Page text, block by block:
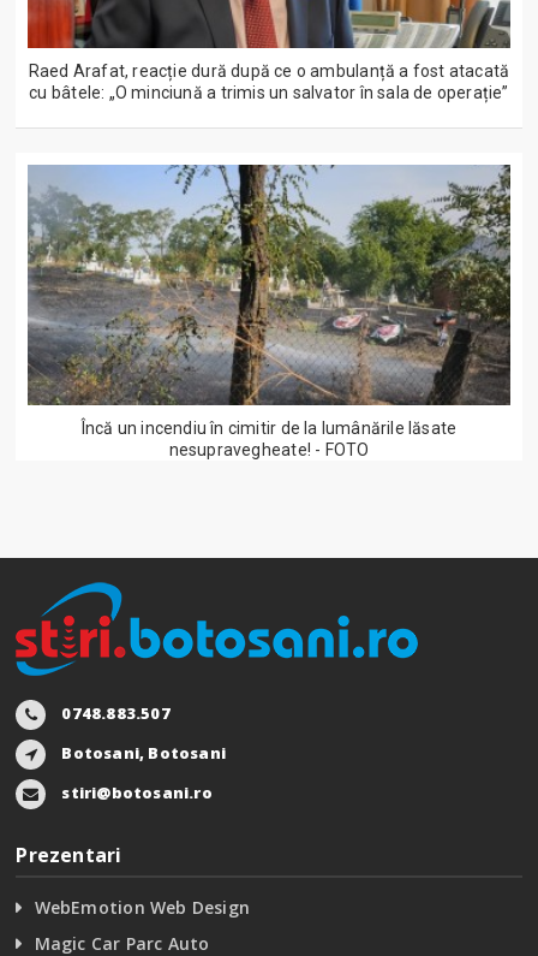
Raed Arafat, reacție dură după ce o ambulanță a fost atacată
cu bâtele: „O minciună a trimis un salvator în sala de operație”
Încă un incendiu în cimitir de la lumânările lăsate
nesupravegheate! - FOTO
0748.883.507
Botosani, Botosani
stiri@botosani.ro
Prezentari
WebEmotion Web Design
Magic Car Parc Auto